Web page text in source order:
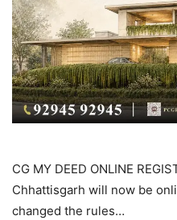
CG MY DEED ONLINE
Chhattisgarh will now be
changed the rules…